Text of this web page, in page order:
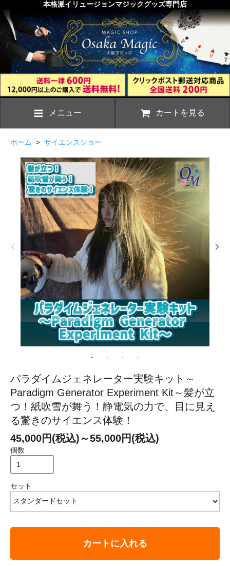
本格派イリュージョンマジックグッズ専門店
メニュー カートを見る
ホーム > サイエンスショー
パラダイムジェネレーター実験キット～
Paradigm Generator Experiment Kit～髪が立
つ！紙吹雪が舞う！静電気の力で、目に見え
る驚きのサイエンス体験！
45,000円(税込)～55,000円(税込)
個数
セット
カートに入れる